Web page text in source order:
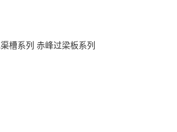
槽系列 赤峰过梁板系列